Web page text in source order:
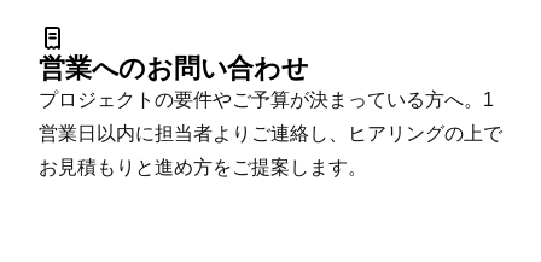
営業へのお問い合わせ
プロジェクトの要件やご予算が決まっている方へ。1
営業日以内に担当者よりご連絡し、ヒアリングの上で
お見積もりと進め方をご提案します。